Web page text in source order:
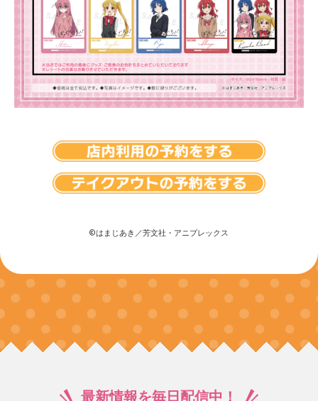
©はまじあき／芳文社・アニプレックス
最新情報を毎日配信中！